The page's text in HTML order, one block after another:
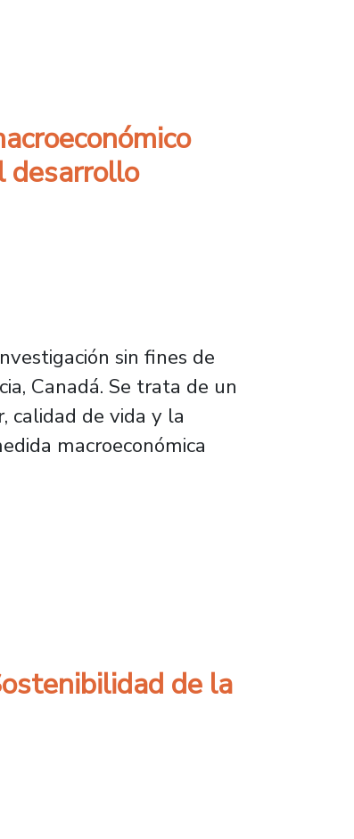
desarrollo
sin fines de
Canadá. Se trata de un
calidad de vida y la
macroeconómica
tradicional e invita a explorar
de la